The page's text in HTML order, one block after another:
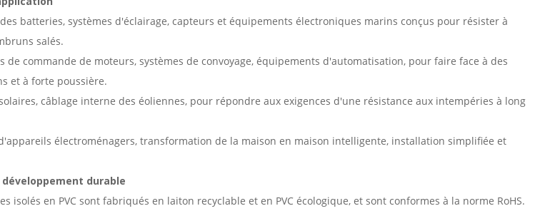
batteries, systèmes d'éclairage, capteurs et équipements électroniques marins conçus pour résister à
salés.
de commande de moteurs, systèmes de convoyage, équipements d'automatisation, pour faire face à des
et à forte poussière.
câblage interne des éoliennes, pour répondre aux exigences d'une résistance aux intempéries à long
électroménagers, transformation de la maison en maison intelligente, installation simplifiée et
durable
isolés en PVC sont fabriqués en laiton recyclable et en PVC écologique, et sont conformes à la norme RoHS.